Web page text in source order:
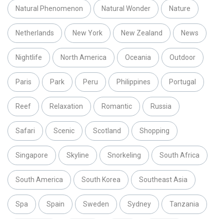
Natural Phenomenon Natural Wonder Nature
Netherlands New York New Zealand News
Nightlife North America Oceania Outdoor
Paris Park Peru Philippines Portugal
Reef Relaxation Romantic Russia
Safari Scenic Scotland Shopping
Singapore Skyline Snorkeling South Africa
South America South Korea Southeast Asia
Spa Spain Sweden Sydney Tanzania